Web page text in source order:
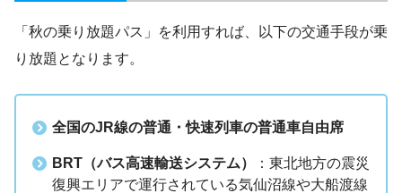
「秋の乗り放題パス」を利用すれば、以下の交通手段が乗
り放題となります。
全国のJR線の普通・快速列車の普通車自由席
BRT（バス高速輸送システム）
：東北地方の震災
復興エリアで運行されている気仙沼線や大船渡線